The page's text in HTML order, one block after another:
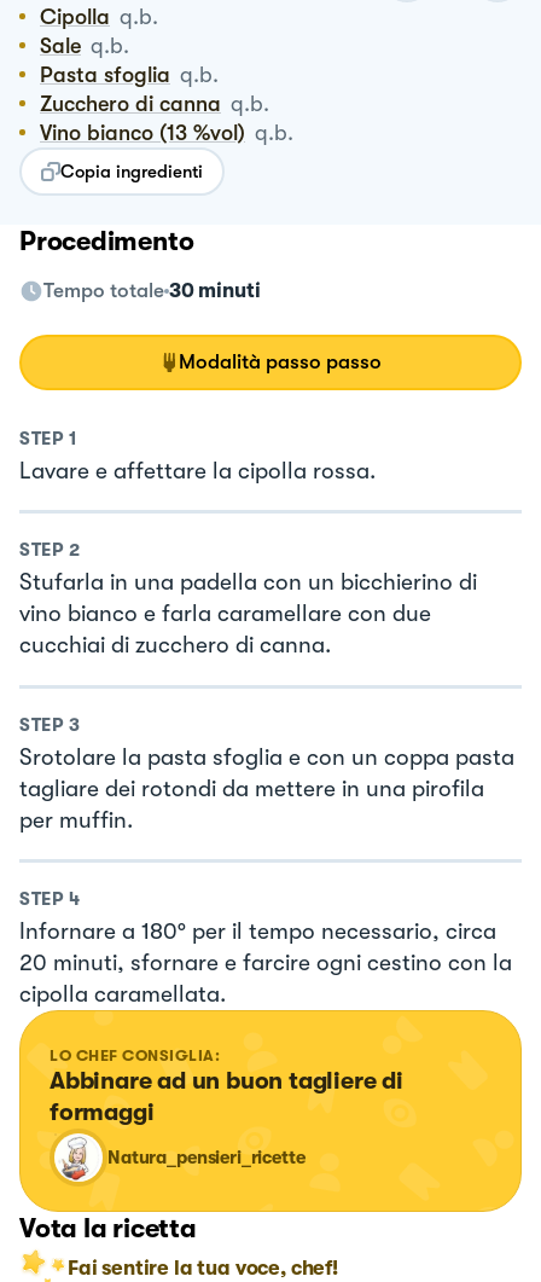
Cipolla q.b.
Sale q.b.
Pasta sfoglia q.b.
Zucchero di canna q.b.
Vino bianco (13 %vol) q.b.
Copia ingredienti
Procedimento
Tempo totale 30 minuti
Modalità passo passo
STEP 1
Lavare e affettare la cipolla rossa.
STEP 2
Stufarla in una padella con un bicchierino di
vino bianco e farla caramellare con due
cucchiai di zucchero di canna.
STEP 3
Srotolare la pasta sfoglia e con un coppa pasta
tagliare dei rotondi da mettere in una pirofila
per muffin.
STEP 4
Infornare a 180° per il tempo necessario, circa
20 minuti, sfornare e farcire ogni cestino con la
cipolla caramellata.
LO CHEF CONSIGLIA:
Abbinare ad un buon tagliere di
formaggi
Natura_pensieri_ricette
Vota la ricetta
Fai sentire la tua voce, chef!